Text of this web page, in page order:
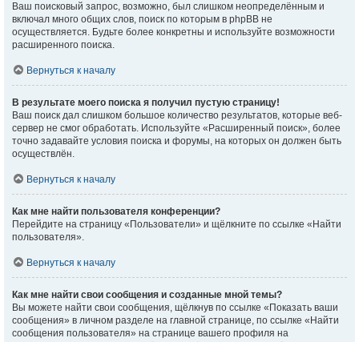
Ваш поисковый запрос, возможно, был слишком неопределённым и
включал много общих слов, поиск по которым в phpBB не
осуществляется. Будьте более конкретны и используйте возможности
расширенного поиска.
Вернуться к началу
В результате моего поиска я получил пустую страницу!
Ваш поиск дал слишком большое количество результатов, которые веб-
сервер не смог обработать. Используйте «Расширенный поиск», более
точно задавайте условия поиска и форумы, на которых он должен быть
осуществлён.
Вернуться к началу
Как мне найти пользователя конференции?
Перейдите на страницу «Пользователи» и щёлкните по ссылке «Найти
пользователя».
Вернуться к началу
Как мне найти свои сообщения и созданные мной темы?
Вы можете найти свои сообщения, щёлкнув по ссылке «Показать ваши
сообщения» в личном разделе на главной странице, по ссылке «Найти
сообщения пользователя» на странице вашего профиля на